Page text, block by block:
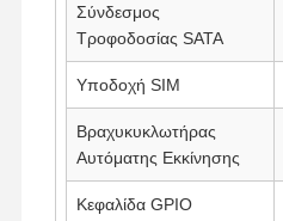
Σύνδεσμος
Τροφοδοσίας SATA
Υποδοχή SIM
Βραχυκυκλωτήρας
Αυτόματης Εκκίνησης
Κεφαλίδα GPIO